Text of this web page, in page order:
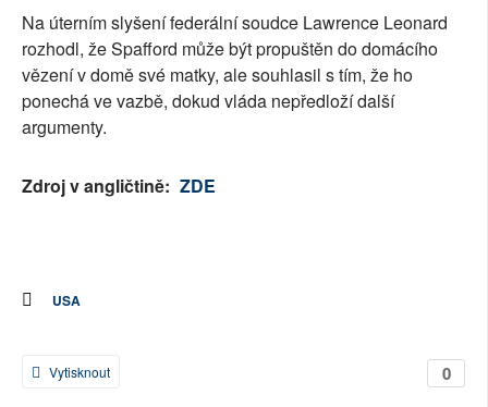
Na úterním slyšení federální soudce Lawrence Leonard
rozhodl, že Spafford může být propuštěn do domácího
vězení v domě své matky, ale souhlasil s tím, že ho
ponechá ve vazbě, dokud vláda nepředloží další
argumenty.
Zdroj v angličtině: ZDE
USA
0
Vytisknout